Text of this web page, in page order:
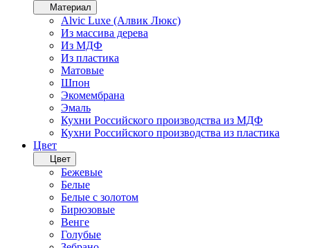
Материал
Alvic Luxe (Алвик Люкс)
Из массива дерева
Из МДФ
Из пластика
Матовые
Шпон
Экомембрана
Эмаль
Кухни Российского производства из МДФ
Кухни Российского производства из пластика
Цвет
Цвет
Бежевые
Белые
Белые с золотом
Бирюзовые
Венге
Голубые